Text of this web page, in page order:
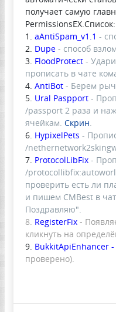
получает самую
PermissionsEX.Список:
1. aAntiSpam_v1.1 -
2. Dupe - способ
3. FloodProtect -
прописать в чате
4. AntiBot - Берем
5. Ural Paspport-
/passport 2 раза и
ячейкам. Скрин.
6. HypixelPets -
/
7. ProtocolLibFix -
/
проверить есть ли
и пишем CMBest в
Поздравляю".
8. RegisterFix -
кликнуть на
9. BukkitApiEnhancer -
проверено).